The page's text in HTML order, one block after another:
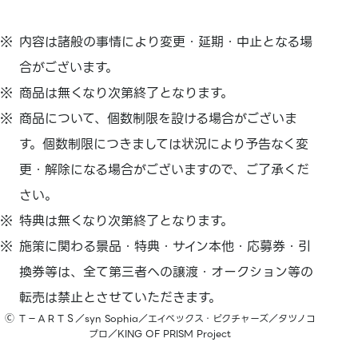
内容は諸般の事情により変更・延期・中止となる場
合がございます。
商品は無くなり次第終了となります。
商品について、個数制限を設ける場合がございま
す。個数制限につきましては状況により予告なく変
更・解除になる場合がございますので、ご了承くだ
さい。
特典は無くなり次第終了となります。
施策に関わる景品・特典・サイン本他・応募券・引
換券等は、全て第三者への譲渡・オークション等の
転売は禁止とさせていただきます。
Ⓒ Ｔ－ＡＲＴＳ／syn Sophia／エイベックス・ピクチャーズ／タツノコ
プロ／KING OF PRISM Project